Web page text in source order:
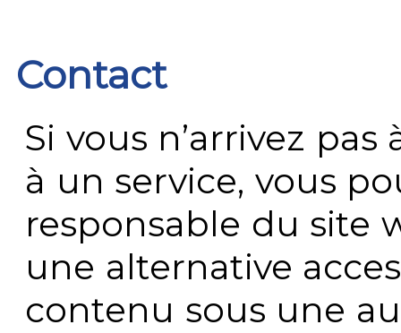
Contact
Si vous n’arrivez
à un service, vous
responsable du site
une alternative
contenu sous une